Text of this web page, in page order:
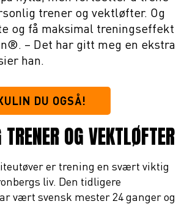
trener og vektløfter. Og
og få maksimal treningseffekt
– Det har gitt meg en ekstra
han.
DU OGSÅ!
OG VEKTLØFTER
er trening en svært viktig
liv. Den tidligere
vært svensk mester 24 ganger og